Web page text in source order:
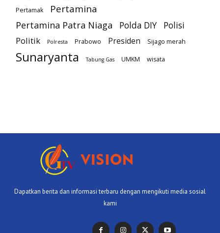
Pertamak Pertamina
Pertamina Patra Niaga Polda DIY
Polisi
Politik
Polresta Prabowo Presiden Sijago merah
Sunaryanta Tabung Gas UMKM wisata
Dapatkan berita dan informasi terbaru dengan mengikuti media sosial
kami